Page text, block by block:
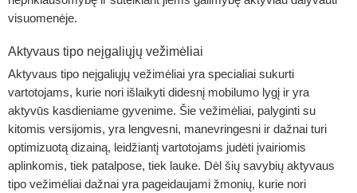
visuomenėje.
Aktyvaus tipo neįgaliųjų vežimėliai
Aktyvaus tipo neįgaliųjų vežimėliai yra specialiai sukurti
vartotojams, kurie nori išlaikyti didesnį mobilumo lygį ir yra
aktyvūs kasdieniame gyvenime. Šie vežimėliai, palyginti su
kitomis versijomis, yra lengvesni, manevringesni ir dažnai turi
optimizuotą dizainą, leidžiantį vartotojams judėti įvairiomis
aplinkomis, tiek patalpose, tiek lauke. Dėl šių savybių aktyvaus
tipo vežimėliai dažnai yra pageidaujami žmonių, kurie nori